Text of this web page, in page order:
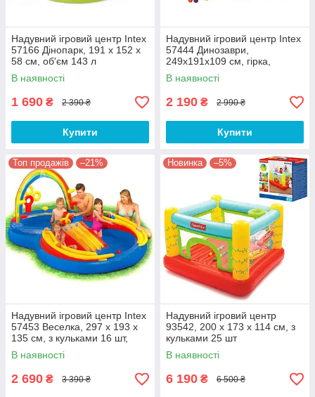
Надувний ігровий центр Intex
57166 Дінопарк, 191 х 152 х
58 см, об'єм 143 л
В наявності
1 690 ₴ 2 390 ₴
Купити
Надувний ігровий центр Intex
57444 Динозаври,
249х191х109 см, гірка,
фонтан, душ, кульки
В наявності
2 190 ₴ 2 990 ₴
Купити
Топ продажів –21%
Надувний ігровий центр Intex
57453 Веселка, 297 х 193 х
135 см, з кульками 16 шт,
гірка, 2 басейни
В наявності
2 690 ₴ 3 390 ₴
Новинка –5%
Надувний ігровий центр
93542, 200 х 173 х 114 см, з
кульками 25 шт
В наявності
6 190 ₴ 6 500 ₴